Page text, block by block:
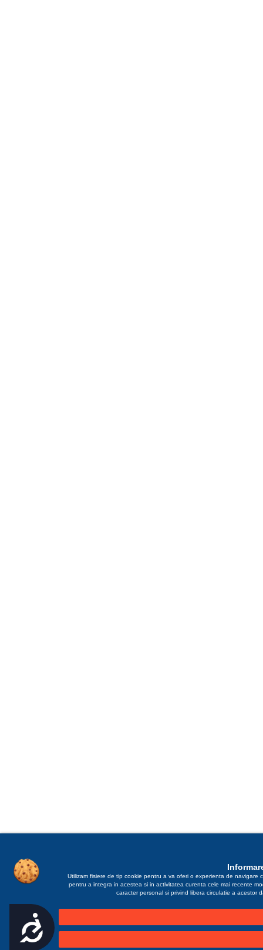
Accesibilitate
Utilizam fisiere de tip cookie pentru a va oferi o experienta de navigare
pentru a integra in acestea si in activitatea curenta cele mai recente
caracter personal si privind libera circulatie a acestor